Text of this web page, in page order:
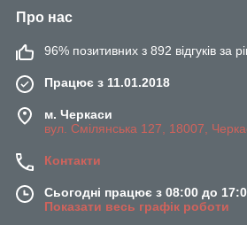
Про нас
96% позитивних з 892 відгуків за
Працює з 11.01.2018
м. Черкаси
вул. Смілянська 127, 18007,
Контакти
Сьогодні працює з 08:00 до
Показати весь графік роботи